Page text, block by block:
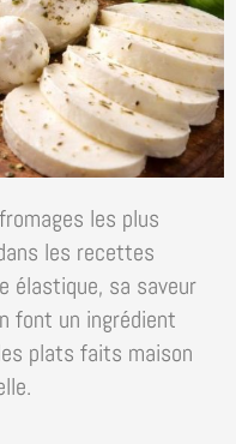
les plus
les recettes
élastique, sa saveur
font un ingrédient
plats faits maison